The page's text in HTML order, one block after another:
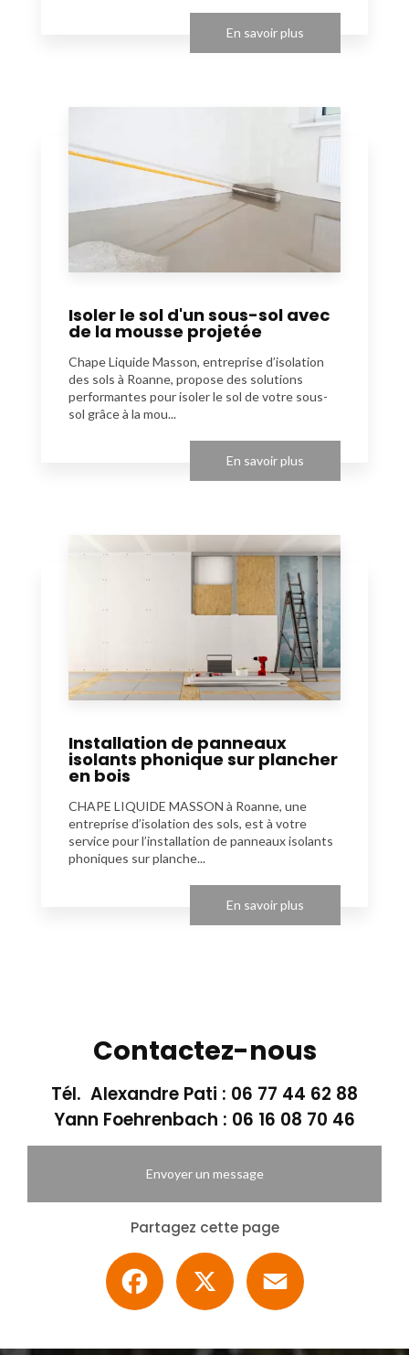
En savoir plus
Isoler le sol d'un sous-sol avec
de la mousse projetée
Chape Liquide Masson, entreprise d’isolation
des sols à Roanne, propose des solutions
performantes pour isoler le sol de votre sous-
sol grâce à la mou...
En savoir plus
Installation de panneaux
isolants phonique sur plancher
en bois
CHAPE LIQUIDE MASSON à Roanne, une
entreprise d’isolation des sols, est à votre
service pour l’installation de panneaux isolants
phoniques sur planche...
En savoir plus
Contactez-nous
Tél. Alexandre Pati : 06 77 44 62 88
Yann Foehrenbach : 06 16 08 70 46
Envoyer un message
Partagez cette page
Facebook